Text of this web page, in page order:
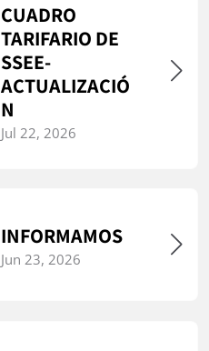
CUADRO
TARIFARIO DE
SSEE-
ACTUALIZACIÓ
N
Jul 22, 2026
INFORMAMOS
Jun 23, 2026